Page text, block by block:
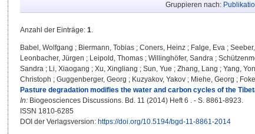
Gruppieren nach:
Anzahl der Einträge: 1.
Babel, Wolfgang ; Biermann, Tobias ; Coners, Heinz ; Falge, Eva ;
Leonbacher, Jürgen ; Leipold, Thomas ; Willinghöfer, Sandra ;
Sandra ; Li, Xiaogang ; Xu, Xingliang ; Sun, Yue ; Zhang, Lang ; Yang,
Christoph ; Guggenberger, Georg ; Kuzyakov, Yakov ; Miehe, Georg ;
Pasture degradation modifies the water and carbon cycles of the
In: Biogeosciences Discussions. Bd. 11 (2014) Heft 6 . - S. 8861-8923.
ISSN 1810-6285
DOI der Verlagsversion: https://doi.org/10.5194/bgd-11-8861-2014